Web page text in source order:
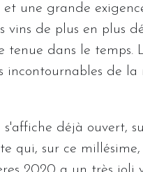
une grande
vins de plus en plus
tenue dans le temps.
incontournables de la
déjà ouvert,
qui, sur ce